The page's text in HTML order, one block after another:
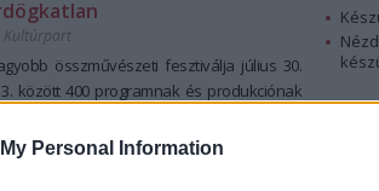
Personal Information
Kultúrpart
összművészeti fesztiválja július 30.
között 400 programnak és produkciónak